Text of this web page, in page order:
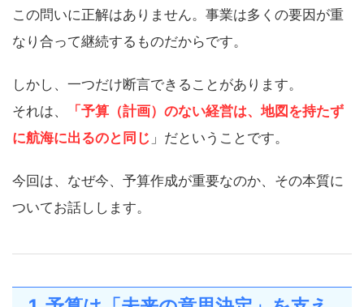
この問いに正解はありません。事業は多くの要因が重
なり合って継続するものだからです。
しかし、一つだけ断言できることがあります。
それは、
「予算（計画）のない経営は、地図を持たず
に航海に出るのと同じ 」だということです。
今回は、なぜ今、予算作成が重要なのか、その本質に
ついてお話しします。